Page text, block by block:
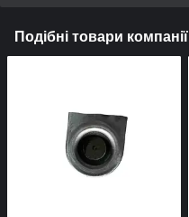
Подібні товари компанії